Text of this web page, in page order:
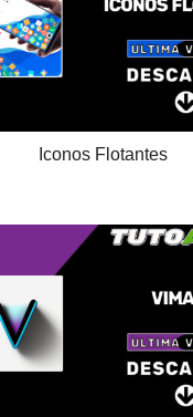
Iconos Flotantes